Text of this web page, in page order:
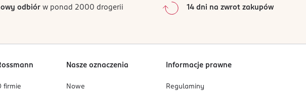
0%
Sortowanie wgdata: od najnowszej
odbiórw ponad 2000 drogerii 14 dni na zwrot zakupów
firmie
Nasze oznaczenia
Nowe
Informacje prawne
Regulaminy